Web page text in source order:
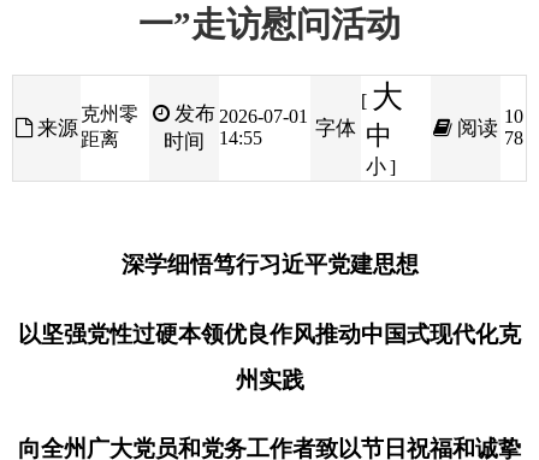
2026-07-01
字体
[ 大
小 ]
阅读
深学细悟笃行习近平党建思想
州实践
问候
秦伟等州四套班子领导分赴各县市看望慰问“人民楷